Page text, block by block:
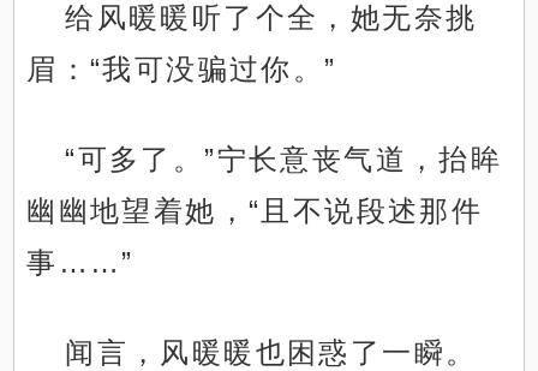
给风暖暖听了个全，她无奈挑
眉：“我可没骗过你。”
“可多了。”宁长意丧气道，抬眸
幽幽地望着她，“且不说段述那件
事……”
闻言，风暖暖也困惑了一瞬。